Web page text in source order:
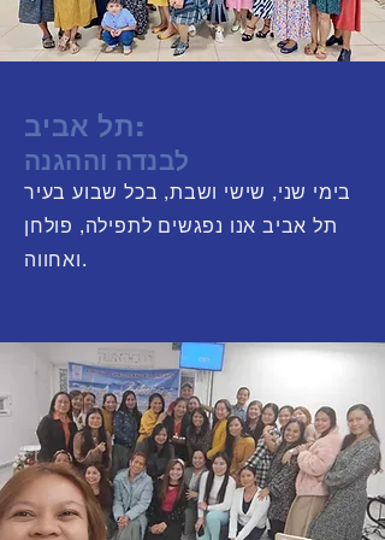
תל אביב:
לבנדה וההגנה
בימי שני, שישי ושבת, בכל שבוע בעיר
תל אביב אנו נפגשים לתפילה, פולחן
ואחווה.